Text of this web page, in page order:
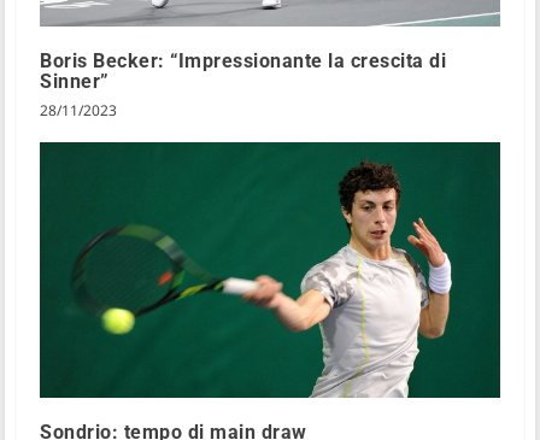
Boris Becker: “Impressionante la crescita di
Sinner”
28/11/2023
Sondrio: tempo di main draw